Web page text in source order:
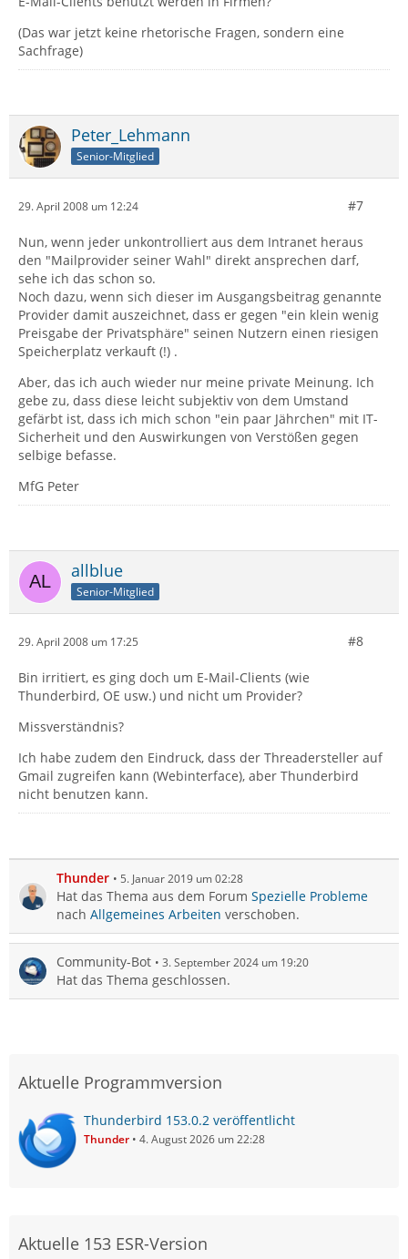
(Das war jetzt keine rhetorische Fragen, sondern eine
Sachfrage)
Peter_Lehmann
Senior-Mitglied
29. April 2008 um 12:24 #7
Nun, wenn jeder unkontrolliert aus dem Intranet heraus
den "Mailprovider seiner Wahl" direkt ansprechen darf,
sehe ich das schon so.
Noch dazu, wenn sich dieser im Ausgangsbeitrag genannte
Provider damit auszeichnet, dass er gegen "ein klein wenig
Preisgabe der Privatsphäre" seinen Nutzern einen riesigen
Speicherplatz verkauft (!) .
Aber, das ich auch wieder nur meine private Meinung. Ich
gebe zu, dass diese leicht subjektiv von dem Umstand
gefärbt ist, dass ich mich schon "ein paar Jährchen" mit IT-
Sicherheit und den Auswirkungen von Verstößen gegen
selbige befasse.
MfG Peter
allblue
Senior-Mitglied
29. April 2008 um 17:25 #8
Bin irritiert, es ging doch um E-Mail-Clients (wie
Thunderbird, OE usw.) und nicht um Provider?
Missverständnis?
Ich habe zudem den Eindruck, dass der Threadersteller auf
Gmail zugreifen kann (Webinterface), aber Thunderbird
nicht benutzen kann.
Thunder 5. Januar 2019 um 02:28
Hat das Thema aus dem Forum Spezielle Probleme
nach Allgemeines Arbeiten verschoben.
Community-Bot 3. September 2024 um 19:20
Hat das Thema geschlossen.
Aktuelle Programmversion
Thunderbird 153.0.2 veröffentlicht
Thunder 4. August 2026 um 22:28
Aktuelle 153 ESR-Version